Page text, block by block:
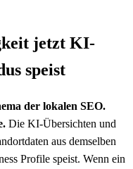
jetzt KI-
speist
der lokalen SEO.
Die KI-Übersichten und
aus demselben
Profile speist. Wenn ein